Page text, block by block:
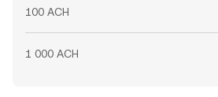
100 ACH
1 000 ACH